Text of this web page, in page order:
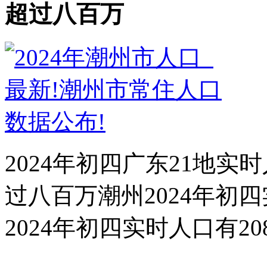
超过八百万
2024年初四广东21地实
过八百万潮州2024年初
2024年初四实时人口有